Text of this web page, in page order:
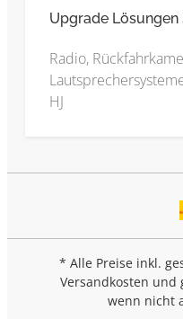
Upgrade
Radio,
HJ
* Alle Preise inkl.
Versandkosten und
wenn nicht